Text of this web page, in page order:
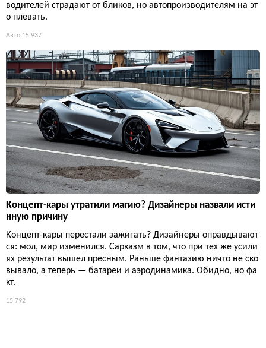
водителей страдают от бликов, но автопроизводителям на эт
о плевать.
Авто 15 937
Концепт-кары утратили магию? Дизайнеры назвали исти
нную причину
Концепт-кары перестали зажигать? Дизайнеры оправдывают
ся: мол, мир изменился. Сарказм в том, что при тех же усили
ях результат вышел пресным. Раньше фантазию ничто не ско
вывало, а теперь — батареи и аэродинамика. Обидно, но фа
кт.
15 792